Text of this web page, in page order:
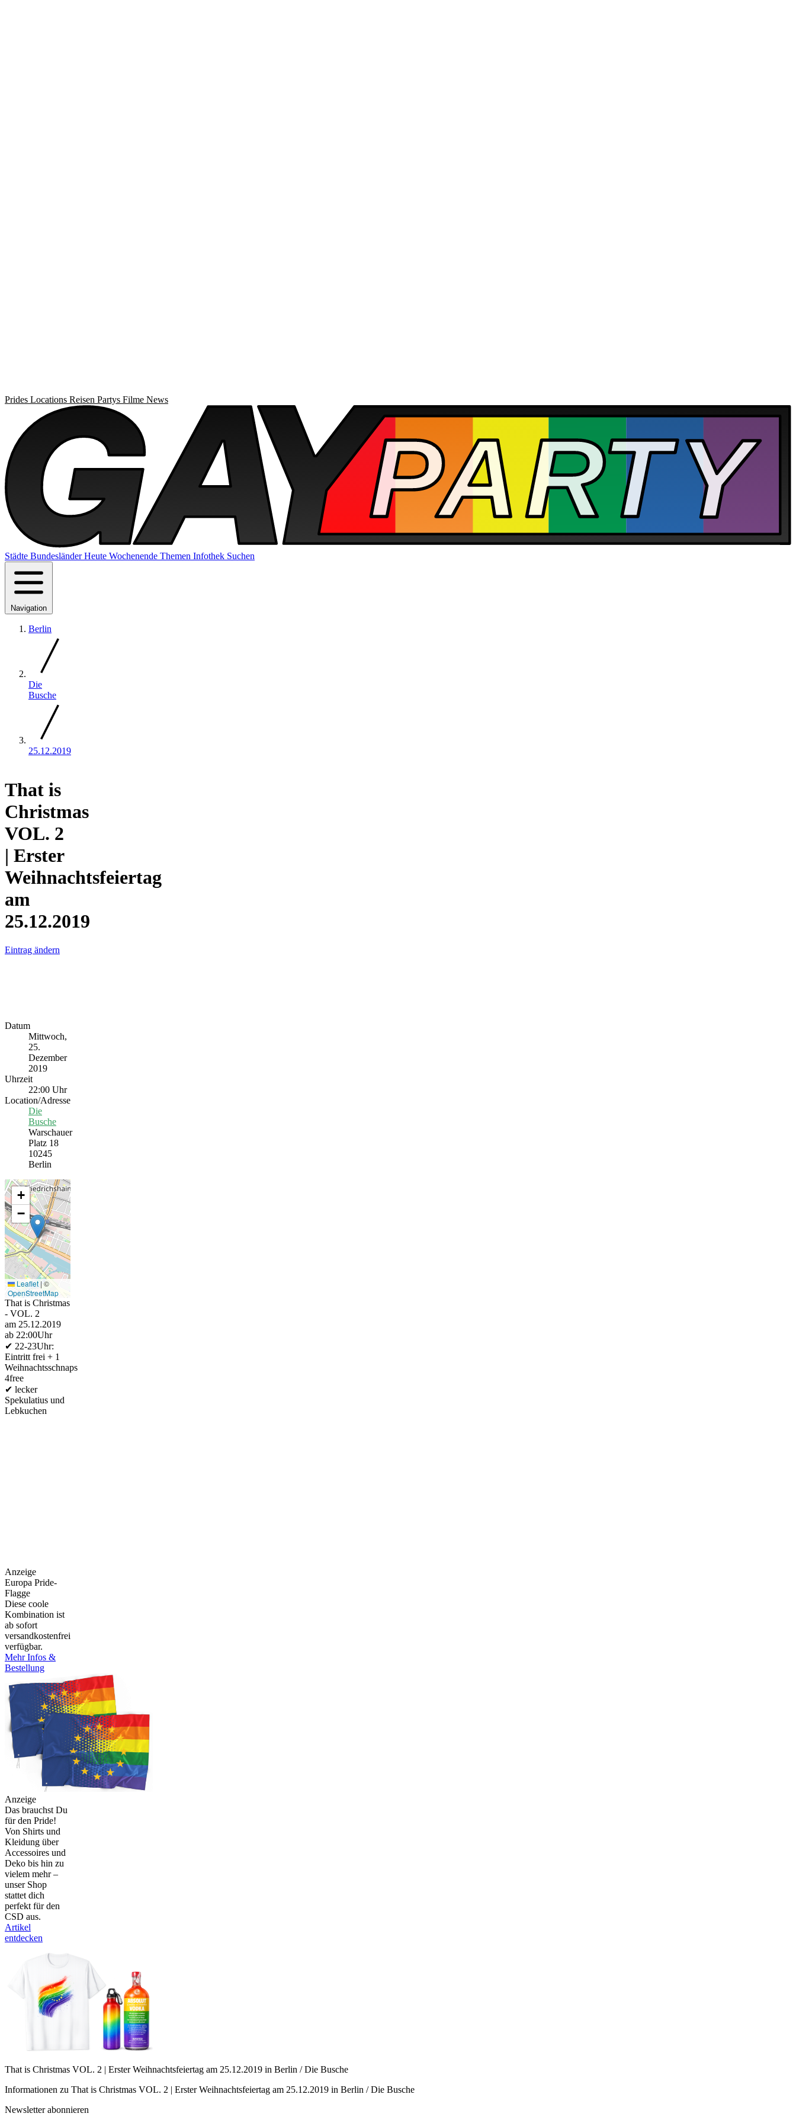
Prides Locations Reisen Partys Filme News
Städte BundesländerHeute Wochenende Themen Infothek Suchen
Navigation
Berlin
Die
Busche
25.12.2019
That is
Christmas
VOL. 2
| Erster
Weihnachtsfeiertag
am
25.12.2019
Eintrag ändern
Datum
Mittwoch,
25.
Dezember
2019
Uhrzeit
22:00 Uhr
Location/Adresse
Die
Busche
Warschauer
Platz 18
10245
Berlin
+
−
Leaflet |©
OpenStreetMap
That is Christmas
- VOL. 2
am 25.12.2019
ab 22:00Uhr
✔ 22-23Uhr:
Eintritt frei + 1
Weihnachtsschnaps
4free
✔ lecker
Spekulatius und
Lebkuchen
Anzeige
Europa Pride-
Flagge
Diese coole
Kombination ist
ab sofort
versandkostenfrei
verfügbar.
Mehr Infos &
Bestellung
Anzeige
Das brauchst Du
für den Pride!
Von Shirts und
Kleidung über
Accessoires und
Deko bis hin zu
vielem mehr –
unser Shop
stattet dich
perfekt für den
CSD aus.
Artikel
entdecken
That is Christmas VOL. 2 | Erster Weihnachtsfeiertag am 25.12.2019 in Berlin / Die Busche
Informationen zu That is Christmas VOL. 2 | Erster Weihnachtsfeiertag am 25.12.2019 in Berlin / Die Busche
Newsletter abonnieren